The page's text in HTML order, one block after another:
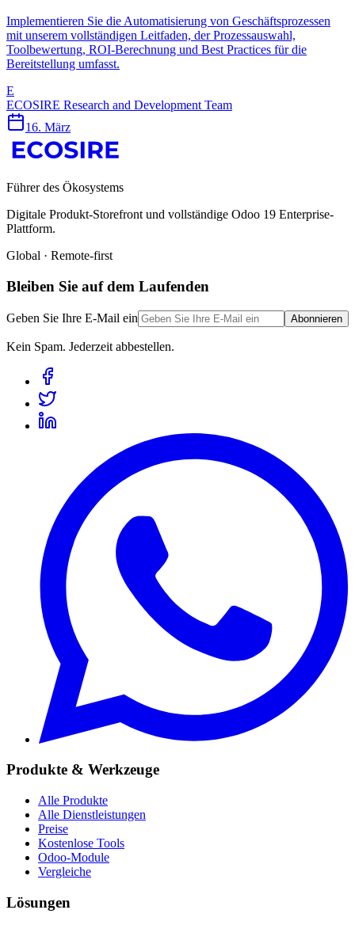
Implementieren Sie die Automatisierung von Geschäftsprozessen
mit unserem vollständigen Leitfaden, der Prozessauswahl,
Toolbewertung, ROI-Berechnung und Best Practices für die
Bereitstellung umfasst.
E
ECOSIRE Research and Development Team
16. März
Führer des Ökosystems
Digitale Produkt-Storefront und vollständige Odoo 19 Enterprise-
Plattform.
Global · Remote-first
Bleiben Sie auf dem Laufenden
Geben Sie Ihre E-Mail ein Abonnieren
Kein Spam. Jederzeit abbestellen.
Produkte & Werkzeuge
Alle Produkte
Alle Dienstleistungen
Preise
Kostenlose Tools
Odoo-Module
Vergleiche
Lösungen